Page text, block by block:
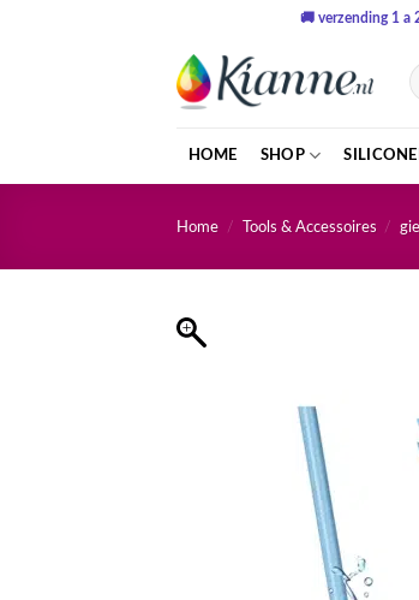
🚚 verzending 1 a
HOME SHOP
Home / Tools & Accessoires /